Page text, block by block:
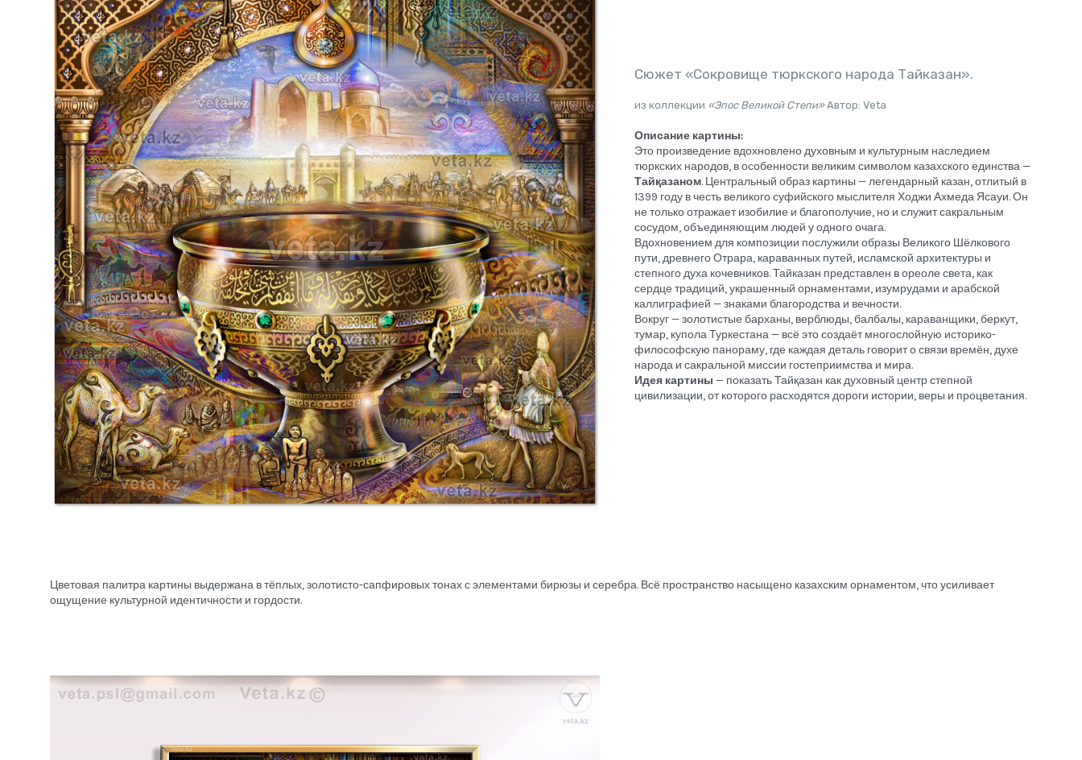
Сюжет «Сокровище тюркского народа Тайказан».
из коллекции «Эпос Великой Степи»Автор: Veta
Описание картины:
Это произведение вдохновлено духовным и культурным наследием
тюркских народов, в особенности великим символом казахского единства —
Тайқазаном. Центральный образ картины — легендарный казан, отлитый в
1399 году в честь великого суфийского мыслителя Ходжи Ахмеда Ясауи. Он
не только отражает изобилие и благополучие, но и служит сакральным
сосудом, объединяющим людей у одного очага.
Вдохновением для композиции послужили образы Великого Шёлкового
пути, древнего Отрара, караванных путей, исламской архитектуры и
степного духа кочевников. Тайказан представлен в ореоле света, как
сердце традиций, украшенный орнаментами, изумрудами и арабской
каллиграфией — знаками благородства и вечности.
Вокруг — золотистые барханы, верблюды, балбалы, караванщики, беркут,
тумар, купола Туркестана — всё это создаёт многослойную историко-
философскую панораму, где каждая деталь говорит о связи времён, духе
народа и сакральной миссии гостеприимства и мира.
Идея картины — показать Тайқазан как духовный центр степной
цивилизации, от которого расходятся дороги истории, веры и процветания.
Цветовая палитра картины выдержана в тёплых, золотисто-сапфировых тонах с элементами бирюзы и серебра. Всё пространство насыщено казахским орнаментом, что усиливает
ощущение культурной идентичности и гордости.